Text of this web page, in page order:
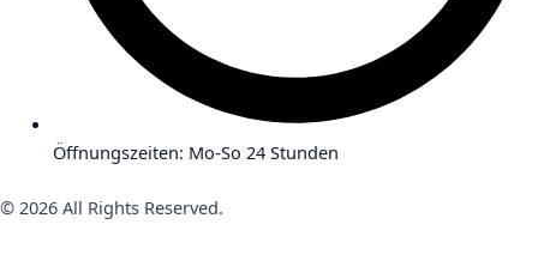
Öffnungszeiten: Mo-So 24 Stunden
© 2026 All Rights Reserved.